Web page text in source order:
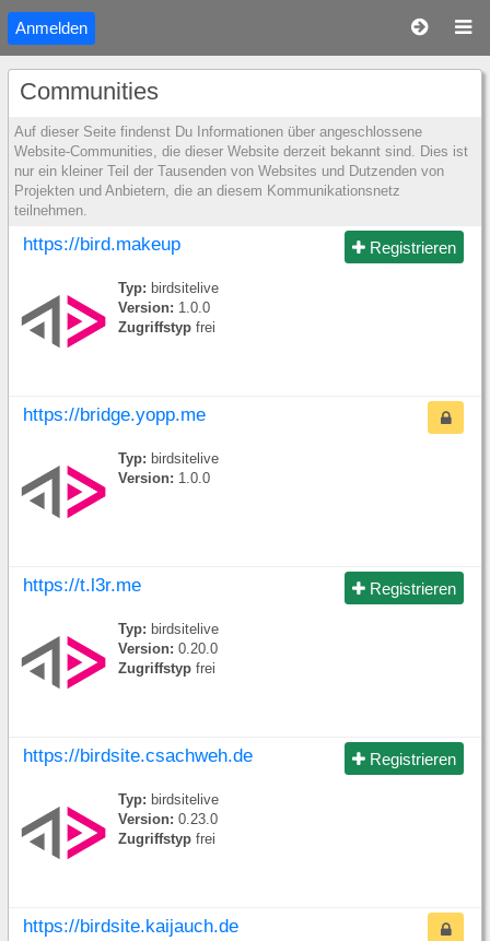
Anmelden
Communities
Auf dieser Seite findenst Du Informationen über angeschlossene
Website-Communities, die dieser Website derzeit bekannt sind. Dies ist
nur ein kleiner Teil der Tausenden von Websites und Dutzenden von
Projekten und Anbietern, die an diesem Kommunikationsnetz
teilnehmen.
Registrieren
https://bird.makeup
Typ: birdsitelive
Version: 1.0.0
Zugriffstyp frei
https://bridge.yopp.me
Typ: birdsitelive
Version: 1.0.0
Registrieren
https://t.l3r.me
Typ: birdsitelive
Version: 0.20.0
Zugriffstyp frei
Registrieren
https://birdsite.csachweh.de
Typ: birdsitelive
Version: 0.23.0
Zugriffstyp frei
https://birdsite.kaijauch.de